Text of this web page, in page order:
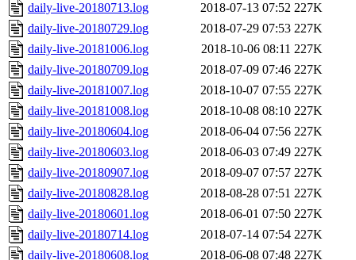
daily-live-20180713.log
2018-07-13 07:52 227K
daily-live-20180729.log
2018-07-29 07:53 227K
daily-live-20181006.log
2018-10-06 08:11 227K
daily-live-20180709.log
2018-07-09 07:46 227K
daily-live-20181007.log
2018-10-07 07:55 227K
daily-live-20181008.log
2018-10-08 08:10 227K
daily-live-20180604.log
2018-06-04 07:56 227K
daily-live-20180603.log
2018-06-03 07:49 227K
daily-live-20180907.log
2018-09-07 07:57 227K
daily-live-20180828.log
2018-08-28 07:51 227K
daily-live-20180601.log
2018-06-01 07:50 227K
daily-live-20180714.log
2018-07-14 07:54 227K
daily-live-20180608.log
2018-06-08 07:48 227K